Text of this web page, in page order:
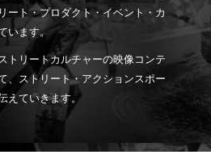
ート・プロダクト・イベント・カ
います。
トリートカルチャーの映像コンテ
、ストリート・アクションスポー
えていきます。